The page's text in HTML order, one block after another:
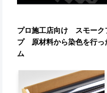
プロ施工店向け スモーク
プ 原材料から染色を行っ
ム